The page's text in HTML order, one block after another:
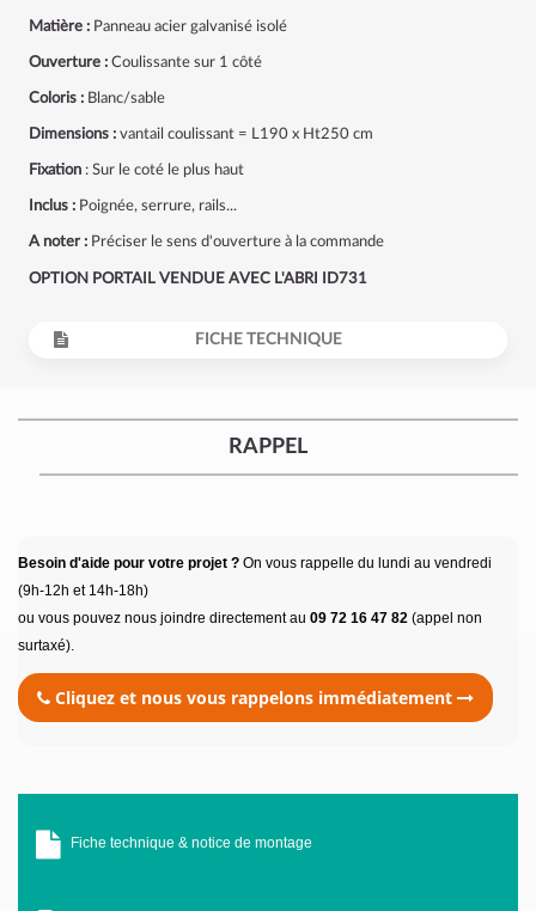
Matière : Panneau acier galvanisé isolé
Ouverture : Coulissante sur 1 côté
Coloris : Blanc/sable
Dimensions : vantail coulissant = L190 x Ht250 cm
Fixation : Sur le coté le plus haut
Inclus : Poignée, serrure, rails...
A noter : Préciser le sens d'ouverture à la commande
OPTION PORTAIL VENDUE AVEC L'ABRI ID731
FICHE TECHNIQUE
RAPPEL
Besoin d'aide pour votre projet ? On vous rappelle du lundi au vendredi
(9h-12h et 14h-18h)
ou vous pouvez nous joindre directement au 09 72 16 47 82 (appel non
surtaxé).
Cliquez et nous vous rappelons immédiatement
Fiche technique & notice de montage